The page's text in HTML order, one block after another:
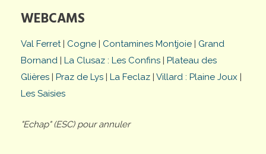
WEBCAMS
Val Ferret| Cogne | Contamines Montjoie | Grand
Bornand | La Clusaz : Les Confins | Plateau des
Glières | Praz de Lys | La Feclaz | Villard : Plaine Joux |
Les Saisies
"Echap" (ESC) pour annuler